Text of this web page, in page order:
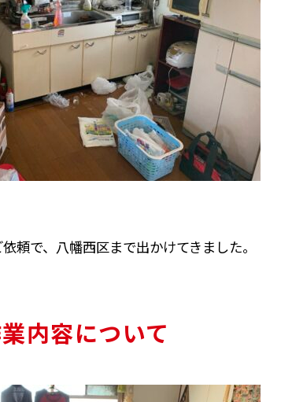
頼で、八幡西区まで出かけてきました。
内容について